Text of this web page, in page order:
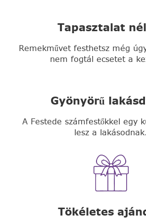
Tapasztalat
Remekművet festhetsz még
nem fogtál ecsetet a
Gyönyörű
A Festede számfestőkkel egy
lesz a lakásodnak.
Tökéletes